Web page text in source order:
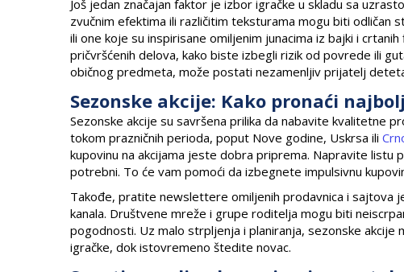
Još jedan značajan faktor je izbor igračke u skladu sa
zvučnim efektima ili različitim teksturama mogu biti odličan
ili one koje su inspirisane omiljenim junacima iz bajki i
pričvršćenih delova, kako biste izbegli rizik od povrede ili
običnog predmeta, može postati nezamenljiv prijatelj
Sezonske akcije: Kako pronaći
Sezonske akcije su savršena prilika da nabavite kvalitetne
tokom prazničnih perioda, poput Nove godine, Uskrsa ili
kupovinu na akcijama jeste dobra priprema. Napravite
potrebni. To će vam pomoći da izbegnete impulsivnu
Takođe, pratite newslettere omiljenih prodavnica i sajtova
kanala. Društvene mreže i grupe roditelja mogu biti
pogodnosti. Uz malo strpljenja i planiranja, sezonske
igračke, dok istovremeno štedite novac.